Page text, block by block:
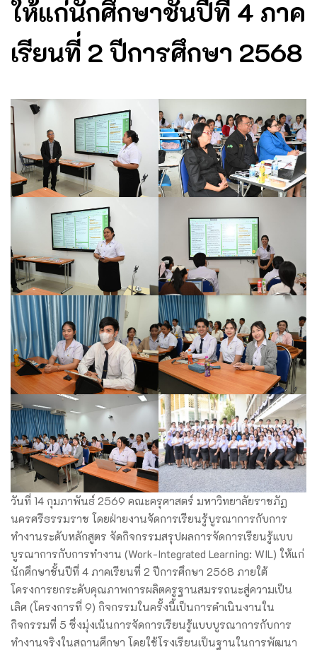
ให้แก่นักศึกษาชั้นปีที่ 4 ภาค
เรียนที่ 2 ปีการศึกษา 2568
วันที่ 14 กุมภาพันธ์ 2569 คณะครุศาสตร์ มหาวิทยาลัยราชภัฏ
นครศรีธรรมราช โดยฝ่ายงานจัดการเรียนรู้บูรณาการกับการ
ทำงานระดับหลักสูตร จัดกิจกรรมสรุปผลการจัดการเรียนรู้แบบ
บูรณาการกับการทำงาน (Work-Integrated Learning: WIL) ให้แก่
นักศึกษาชั้นปีที่ 4 ภาคเรียนที่ 2 ปีการศึกษา 2568 ภายใต้
โครงการยกระดับคุณภาพการผลิตครูฐานสมรรถนะสู่ความเป็น
เลิศ (โครงการที่ 9) กิจกรรมในครั้งนี้เป็นการดำเนินงานใน
กิจกรรมที่ 5 ซึ่งมุ่งเน้นการจัดการเรียนรู้แบบบูรณาการกับการ
ทำงานจริงในสถานศึกษา โดยใช้โรงเรียนเป็นฐานในการพัฒนา